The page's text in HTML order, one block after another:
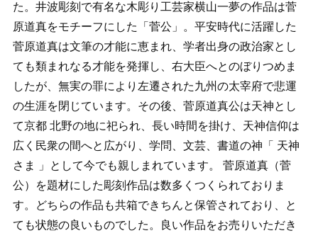
た。井波彫刻で有名な木彫り工芸家横山一夢の作品は菅
原道真をモチーフにした「菅公」。平安時代に活躍した
菅原道真は文筆の才能に恵まれ、学者出身の政治家とし
ても類まれなる才能を発揮し、右大臣へとのぼりつめま
したが、無実の罪により左遷された九州の太宰府で悲運
の生涯を閉じています。その後、菅原道真公は天神とし
て京都 北野の地に祀られ、長い時間を掛け、天神信仰は
広く民衆の間へと広がり、学問、文芸、書道の神「 天神
さま 」として今でも親しまれています。 菅原道真（菅
公）を題材にした彫刻作品は数多くつくられておりま
す。どちらの作品も共箱できちんと保管されており、と
ても状態の良いものでした。良い作品をお売りいただき